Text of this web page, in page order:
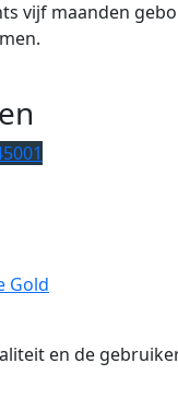
vijf maanden
Gold
en de